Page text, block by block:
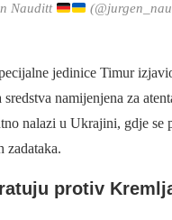
Nauditt
jedinice Timur
sredstva namijenjena za
nalazi u Ukrajini, gdje se
zadataka.
protiv